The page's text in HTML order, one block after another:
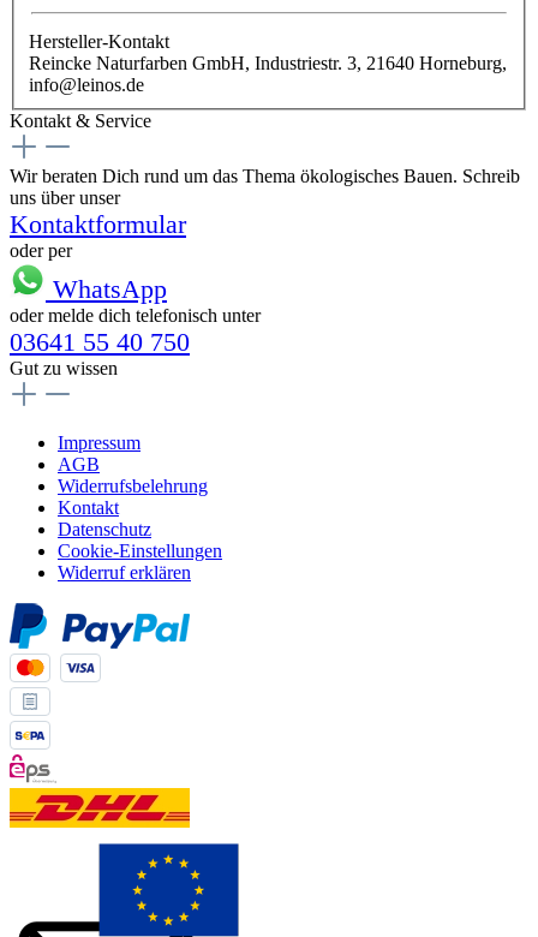
Hersteller-Kontakt
Reincke Naturfarben GmbH, Industriestr. 3, 21640 Horneburg,
info@leinos.de
Kontakt & Service
Wir beraten Dich rund um das Thema ökologisches Bauen. Schreib
uns über unser
Kontaktformular
oder per
WhatsApp
oder melde dich telefonisch unter
03641 55 40 750
Gut zu wissen
Impressum
AGB
Widerrufsbelehrung
Kontakt
Datenschutz
Cookie-Einstellungen
Widerruf erklären